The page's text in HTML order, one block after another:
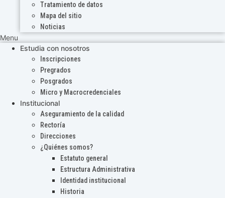
Tratamiento de datos
Mapa del sitio
Noticias
Menu
Estudia con nosotros
Inscripciones
Pregrados
Posgrados
Micro y Macrocredenciales
Institucional
Aseguramiento de la calidad
Rectoría
Direcciones
¿Quiénes somos?
Estatuto general
Estructura Administrativa
Identidad institucional
Historia